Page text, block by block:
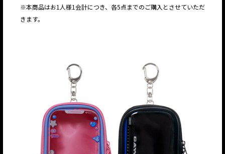
※本商品はお1人様1会計につき、各5点までのご購入とさせていただ
きます。